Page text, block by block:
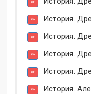
История.
История.
История.
История.
История.